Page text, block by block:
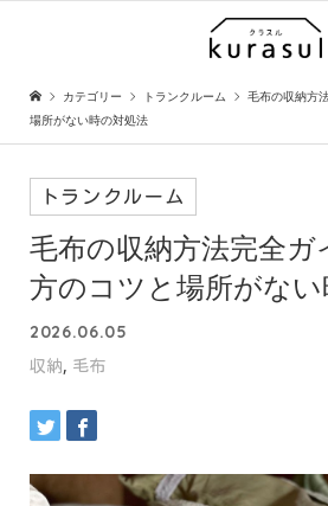
カテゴリー トランクルーム
毛布の収納方
場所がない時の対処法
トランクルーム
毛布の収納方法完全
方のコツと場所がな
2026.06.05
収納, 毛布